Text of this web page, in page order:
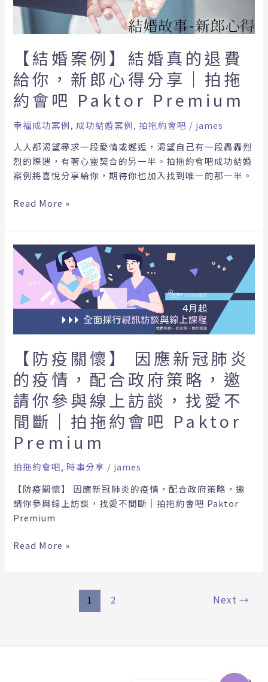
吧
Paktor
【結婚案例】結婚真的退費
給你，新郎心得分享｜拍拖
約會吧 Paktor Premium
幸福成功案例, 成功結婚案例, 拍拖約會吧 / james
人人都渴望尋求一段愛情或邂逅，渴望自己有一段轟轟烈
烈的際遇，有著心靈契合的另一半。拍拖約會吧成功結婚
案例將喜悅分享給你，期待你也加入找到唯一的那一半。
例】
結
的
退
費
你，
新
郎
心
分
｜
拍
拖
約
吧
Read More »
【防疫關懷】 因應新冠肺炎
的疫情，配合政府策略，邀
請你參與線上訪談，找愛不
間斷｜拍拖約會吧 Paktor
Premium
拍拖約會吧,時事分享 / james
【防疫關懷】 因應新冠肺炎的疫情，配合政府策略，邀
請你參與線上訪談，找愛不間斷｜拍拖約會吧 Paktor
Premium
【防
關
懷】
因
新
炎
的
疫
情，
配
合
政
策
略，
邀
你
Read More »
1 2 Next →